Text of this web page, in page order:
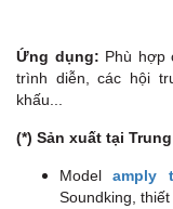
Ứng dụng: Phù hợp
trình diễn, các hội
khấu...
(*) Sản xuất tại
Modelamply
Soundking,